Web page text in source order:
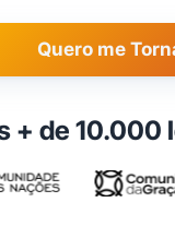
Quero me
+ de 10.000